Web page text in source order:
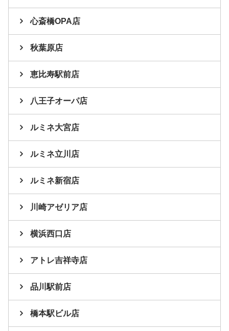
心斎橋OPA店
秋葉原店
恵比寿駅前店
八王子オーパ店
ルミネ大宮店
ルミネ立川店
ルミネ新宿店
川崎アゼリア店
横浜西口店
アトレ吉祥寺店
品川駅前店
橋本駅ビル店